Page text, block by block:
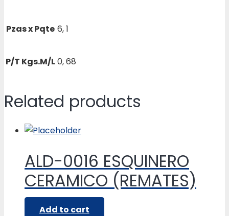
Pzas x Pqte 6, 1
P/T Kgs.M/L0, 68
Related products
ALD-0016 ESQUINERO
CERAMICO (REMATES)
Add to cart